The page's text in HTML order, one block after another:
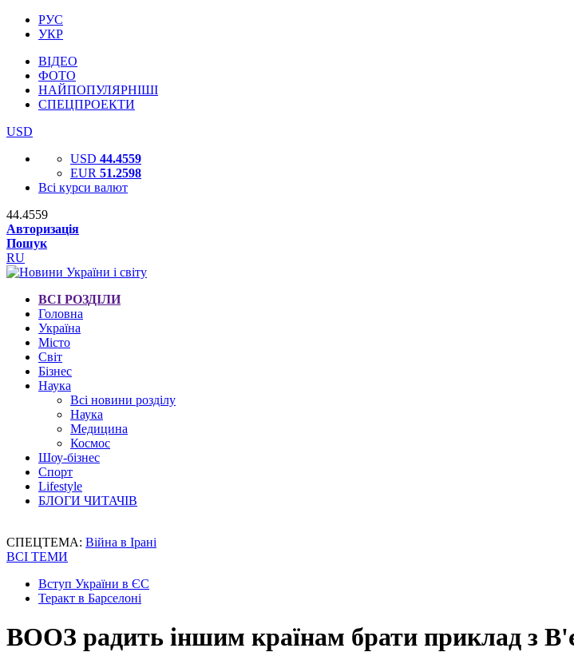
РУС
УКР
ВІДЕО
ФОТО
НАЙПОПУЛЯРНІШІ
СПЕЦПРОЕКТИ
USD
USD 44.4559
EUR 51.2598
Всі курси валют
44.4559
Авторизація
Пошук
RU
ВСІ РОЗДІЛИ
Головна
Україна
Місто
Світ
Бізнес
Наука
Всі новини розділу
Наука
Медицина
Космос
Шоу-бізнес
Спорт
Lifestyle
БЛОГИ ЧИТАЧІВ
СПЕЦТЕМА: Війна в Ірані
ВСІ ТЕМИ
Вступ України в ЄС
Теракт в Барселоні
ВООЗ радить іншим країнам брати приклад з